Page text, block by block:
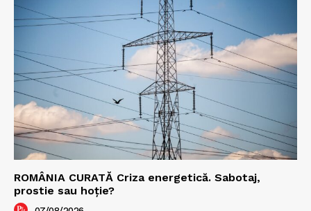
ROMÂNIA CURATĂ Criza energetică. Sabotaj,
prostie sau hoție?